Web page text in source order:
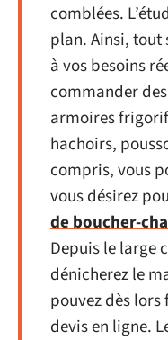
comblées.
plan. Ainsi,
à vos besoins
commander
armoires
hachoirs,
compris, vous
vous désirez
de boucher-
Depuis le large
dénicherez le
pouvez dès
devis en ligne.